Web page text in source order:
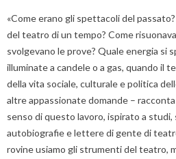
«Come erano gli spettacoli del
del teatro di un tempo? Come
svolgevano le prove? Quale energia si
illuminate a candele o a gas, quando il
della vita sociale, culturale e politica
altre appassionate domande – racconta
senso di questo lavoro, ispirato a
autobiografie e lettere di gente di
rovine usiamo gli strumenti del teatro,